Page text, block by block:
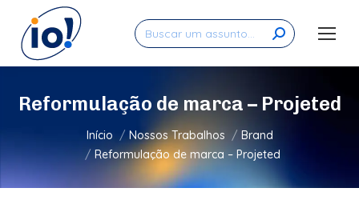
Search:
Reformulação de marca – Projeted
Você está aqui:
Início Nossos Trabalhos
Brand
Reformulação de marca – Projeted